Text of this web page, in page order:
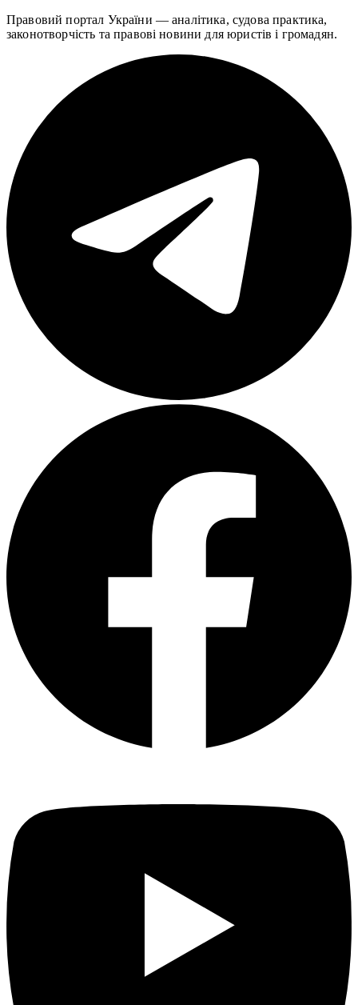
Правовий портал України — аналітика, судова практика,
законотворчість та правові новини для юристів і громадян.